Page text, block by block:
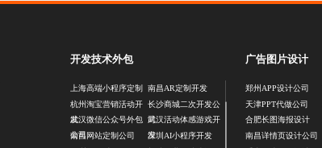
开发技术外包
上海高端小程序定制
杭州淘宝营销活动开
发
武汉微信公众号外包
公司
南昌网站定制公司
南昌AR定制开发
长沙商城二次开发公
司
武汉活动体感游戏开
发
深圳AI小程序开发
广告图片设计
郑州APP设计公司
天津PPT代做公司
合肥长图海报设计
南昌详情页设计公司